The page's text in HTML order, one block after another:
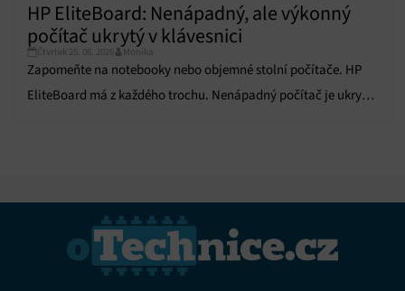
HP EliteBoard: Nenápadný, ale výkonný
počítač ukrytý v klávesnici
Čtvrtek 25. 06. 2026 Monika
Zapomeňte na notebooky nebo objemné stolní počítače. HP
EliteBoard má z každého trochu. Nenápadný počítač je ukrytý